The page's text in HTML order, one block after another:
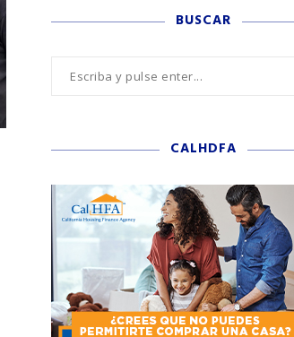
BUSCAR
CALHDFA